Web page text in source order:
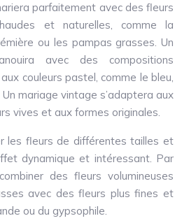
parfaitement avec des fleurs
et naturelles, comme la
ou les pampas grasses. Un
avec des compositions
couleurs pastel, comme le bleu,
mariage vintage s’adaptera aux
vives et aux formes originales.
les fleurs de différentes tailles et
dynamique et intéressant. Par
des fleurs volumineuses
avec des fleurs plus fines et
ou du gypsophile.